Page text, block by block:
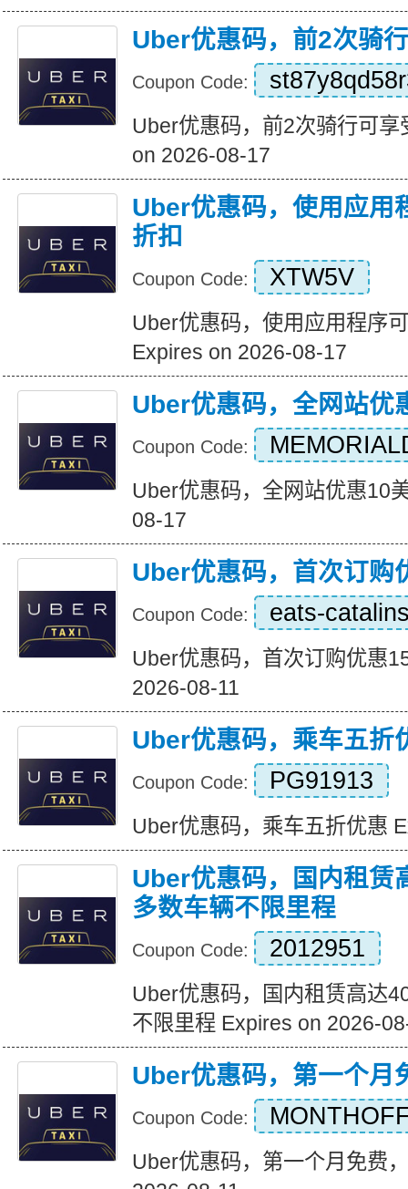
Uber优惠码，前2次骑
Coupon Code:
Uber优惠码，前2次骑行可
on 2026-08-17
Uber优惠码，使用应用
折扣
Coupon Code: XTW5V
Uber优惠码，使用应用程序
Expires on 2026-08-17
Uber优惠码，全网站优
Coupon Code:
Uber优惠码，全网站优惠10
08-17
Uber优惠码，首次订购
Coupon Code: eats-
Uber优惠码，首次订购优惠
2026-08-11
Uber优惠码，乘车五折
Coupon Code: PG91913
Uber优惠码，乘车五折优惠
Uber优惠码，国内租赁
多数车辆不限里程
Coupon Code: 2012951
Uber优惠码，国内租赁高达
不限里程 Expires on 2026-
Uber优惠码，第一个月
Coupon Code:
Uber优惠码，第一个月免费